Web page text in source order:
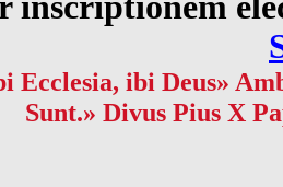
Ecclesia, ibi Deus»
Sunt.» Divus Pius X